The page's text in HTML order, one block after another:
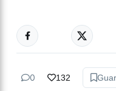
NACIONALES
0 132